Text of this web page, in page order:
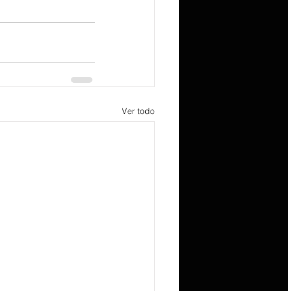
Ver todo